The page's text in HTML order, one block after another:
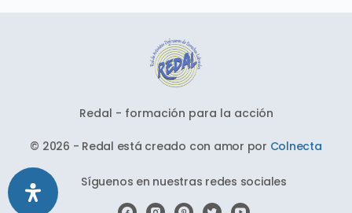
Redal - formación para la acción
© 2026 - Redal está creado con amor por Colnecta
Síguenos en nuestras redes sociales